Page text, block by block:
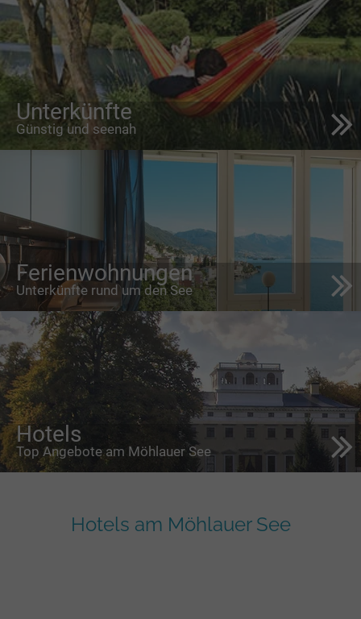
Unterkünfte
Günstig und seenah
Ferienwohnungen
Unterkünfte rund um den See
Hotels
Top Angebote am Möhlauer See
Hotels am Möhlauer See